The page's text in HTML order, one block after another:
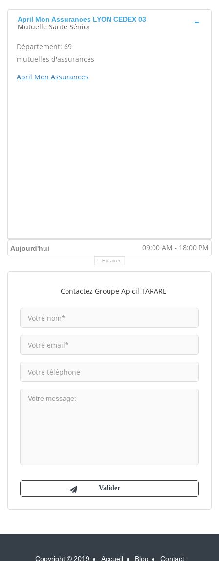
April Mon Assurances LYON CEDEX 03
Mutuelle Santé Sénior
Département: 69
mutuelles d'assurances
April Mon Assurances
Aujourd'hui 09:00 AM - 18:00 PM
Horaires
Contactez Groupe Apicil TARARE
Copyright © 2019 Accueil Blog Contact